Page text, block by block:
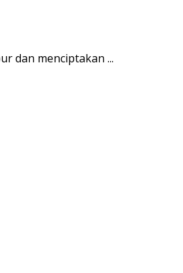
dan menciptakan ...